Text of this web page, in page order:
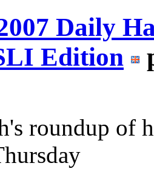
Daily
Edition
roundup of